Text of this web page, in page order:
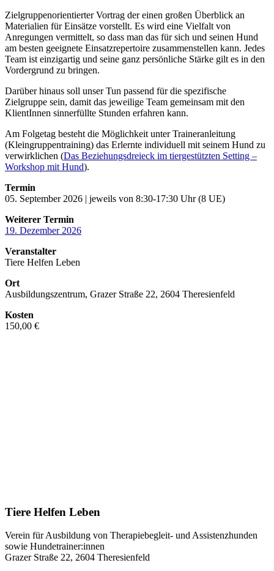
Zielgruppenorientierter Vortrag der einen großen Überblick an
Materialien für Einsätze vorstellt. Es wird eine Vielfalt von
Anregungen vermittelt, so dass man das für sich und seinen Hund
am besten geeignete Einsatzrepertoire zusammenstellen kann. Jedes
Team ist einzigartig und seine ganz persönliche Stärke gilt es in den
Vordergrund zu bringen.
Darüber hinaus soll unser Tun passend für die spezifische
Zielgruppe sein, damit das jeweilige Team gemeinsam mit den
KlientInnen sinnerfüllte Stunden erfahren kann.
Am Folgetag besteht die Möglichkeit unter Traineranleitung
(Kleingruppentraining) das Erlernte individuell mit seinem Hund zu
verwirklichen (Das Beziehungsdreieck im tiergestützten Setting –
Workshop mit Hund).
Termin
05. September 2026 | jeweils von 8:30-17:30 Uhr (8 UE)
Weiterer Termin
19. Dezember 2026
Veranstalter
Tiere Helfen Leben
Ort
Ausbildungszentrum, Grazer Straße 22, 2604 Theresienfeld
Kosten
150,00 €
Tiere Helfen Leben
Verein für Ausbildung von Therapiebegleit- und Assistenzhunden
sowie Hundetrainer:innen
Grazer Straße 22, 2604 Theresienfeld